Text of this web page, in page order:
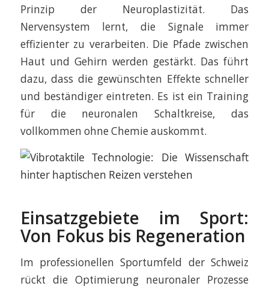
Prinzip der Neuroplastizität. Das
Nervensystem lernt, die Signale immer
effizienter zu verarbeiten. Die Pfade zwischen
Haut und Gehirn werden gestärkt. Das führt
dazu, dass die gewünschten Effekte schneller
und beständiger eintreten. Es ist ein Training
für die neuronalen Schaltkreise, das
vollkommen ohne Chemie auskommt.
Einsatzgebiete im Sport:
Von Fokus bis Regeneration
Im professionellen Sportumfeld der Schweiz
rückt die Optimierung neuronaler Prozesse